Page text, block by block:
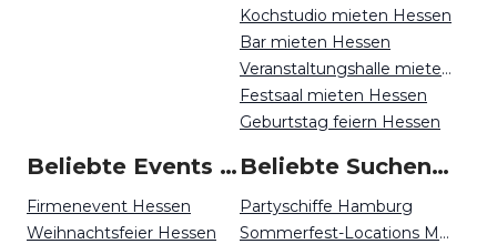
Kochstudio mieten Hessen
Bar mieten Hessen
Veranstaltungshalle mieten Hessen
Festsaal mieten Hessen
Geburtstag feiern Hessen
Beliebte Events in Hessen
Firmenevent Hessen
Weihnachtsfeier Hessen
Beliebte Suchen auf Event Inc
Partyschiffe Hamburg
Sommerfest-Locations München